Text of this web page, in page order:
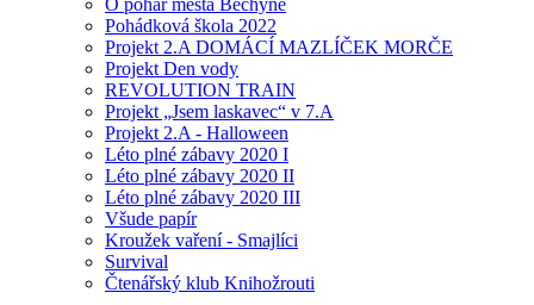
Pohádková škola 2022
Projekt 2.A DOMÁCÍ MAZLÍČEK MORČE
Projekt Den vody
REVOLUTION TRAIN
Projekt „Jsem laskavec“ v 7.A
Projekt 2.A - Halloween
Léto plné zábavy 2020 I
Léto plné zábavy 2020 II
Léto plné zábavy 2020 III
Všude papír
Kroužek vaření - Smajlíci
Survival
Čtenářský klub Knihožrouti